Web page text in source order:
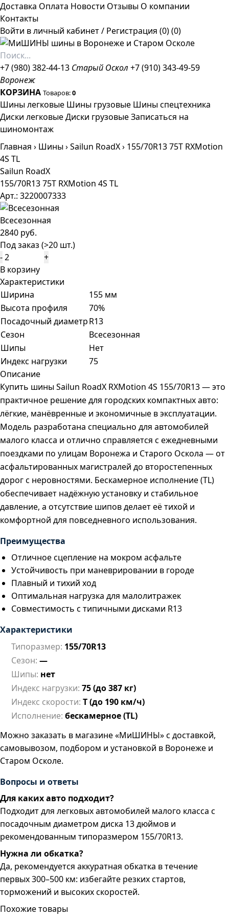
Доставка Оплата Новости Отзывы О компании
Контакты
Войти в личный кабинет/ Регистрация (0)(0)
+7 (980) 382-44-13 Старый Оскол +7 (910) 343-49-59
Воронеж
КОРЗИНА Товаров:0
Шины легковые Шины грузовые Шины спецтехника
Диски легковыеДиски грузовыеЗаписаться на
шиномонтаж
Главная › Шины›Sailun RoadX› 155/70R13 75T RXMotion
4S TL
Sailun RoadX
155/70R13 75T RXMotion 4S TL
Арт.: 3220007333
Всесезонная
2840 руб.
Под заказ (>20 шт.)
-
+
В корзину
Характеристики
Ширина
155 мм
Высота профиля
70%
Посадочный диаметрR13
Сезон
Всесезонная
Шипы
Нет
Индекс нагрузки
75
Описание
Купить шины Sailun RoadX RXMotion 4S 155/70R13 — это
практичное решение для городских компактных авто:
лёгкие, манёвренные и экономичные в эксплуатации.
Модель разработана специально для автомобилей
малого класса и отлично справляется с ежедневными
поездками по улицам Воронежа и Старого Оскола — от
асфальтированных магистралей до второстепенных
дорог с неровностями. Бескамерное исполнение (TL)
обеспечивает надёжную установку и стабильное
давление, а отсутствие шипов делает её тихой и
комфортной для повседневного использования.
Преимущества
Отличное сцепление на мокром асфальте
Устойчивость при маневрировании в городе
Плавный и тихий ход
Оптимальная нагрузка для малолитражек
Совместимость с типичными дисками R13
Характеристики
Типоразмер: 155/70R13
Сезон: —
Шипы: нет
Индекс нагрузки: 75 (до 387 кг)
Индекс скорости: T (до 190 км/ч)
Исполнение: бескамерное (TL)
Можно заказать в магазине «МиШИНЫ» с доставкой,
самовывозом, подбором и установкой в Воронеже и
Старом Осколе.
Вопросы и ответы
Для каких авто подходит?
Подходит для легковых автомобилей малого класса с
посадочным диаметром диска 13 дюймов и
рекомендованным типоразмером 155/70R13.
Нужна ли обкатка?
Да, рекомендуется аккуратная обкатка в течение
первых 300–500 км: избегайте резких стартов,
торможений и высоких скоростей.
Похожие товары